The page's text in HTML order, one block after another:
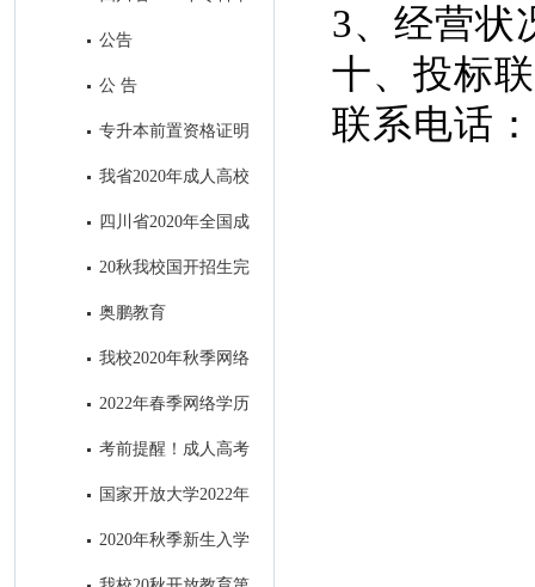
业退役军人和普通高职（专科）
接受成人本科教育报名公告
公告
公 告
专升本前置资格证明
材料出现问题处理办法
我省2020年成人高校
招生录取最低控制分数线出炉！
四川省2020年全国成
人高考考生身体健康监测公告
20秋我校国开招生完
奥鹏教育
我校2020年秋季网络
教育招生顺利结束
2022年春季网络学历
教育电子科技大学招生简章
考前提醒！成人高考
明天开考，这4点需注意！
国家开放大学2022年
秋季招生简章
2020年秋季新生入学
指南设计印刷项目招标公告
3、经营状
十、投
联系电话